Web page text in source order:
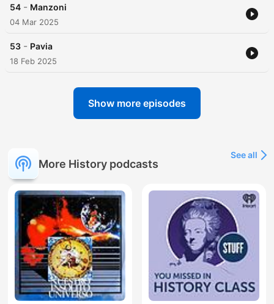
54 - Manzoni
04 Mar 2025
53 - Pavia
18 Feb 2025
Show more episodes
More History podcasts
See all